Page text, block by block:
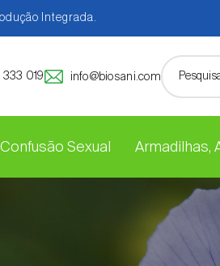
Integrada.
333 019 info@biosani.com
Confusão Sexual Armadilhas,